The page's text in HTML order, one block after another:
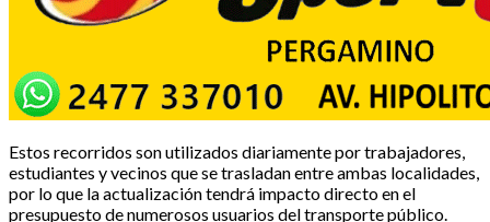
Estos recorridos son utilizados diariamente por trabajadores,
estudiantes y vecinos que se trasladan entre ambas localidades,
por lo que la actualización tendrá impacto directo en el
presupuesto de numerosos usuarios del transporte público.